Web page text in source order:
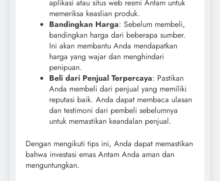
aplikasi atau situs web resmi Antam untuk
memeriksa keaslian produk.
Bandingkan Harga: Sebelum membeli,
bandingkan harga dari beberapa sumber.
Ini akan membantu Anda mendapatkan
harga yang wajar dan menghindari
penipuan.
Beli dari Penjual Terpercaya: Pastikan
Anda membeli dari penjual yang memiliki
reputasi baik. Anda dapat membaca ulasan
dan testimoni dari pembeli sebelumnya
untuk memastikan keandalan penjual.
Dengan mengikuti tips ini, Anda dapat memastikan
bahwa investasi emas Antam Anda aman dan
menguntungkan.